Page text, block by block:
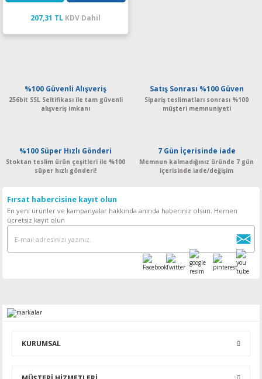
207,31 TL KDV Dahil
%100 Güvenli Alışveriş
256bit SSL Seltifikası ile tam güvenli
alışveriş imkanı
Satış Sonrası %100 Güven
Sipariş teslimatları sonrası %100
müşteri memnuniyeti
%100 Süper Hızlı Gönderi
Stoktan teslim ürün çeşitleri ile %100
süper hızlı gönderi!
7 Gün İçerisinde iade
Memnun kalmadığınız üründe 7 gün
içerisinde iade/değişim
Fırsat habercisine kayıt olun
En yeni ürünler ve kampanyalar hakkında anında haberiniz olsun. Hemen
ücretsiz kayıt olun
KURUMSAL